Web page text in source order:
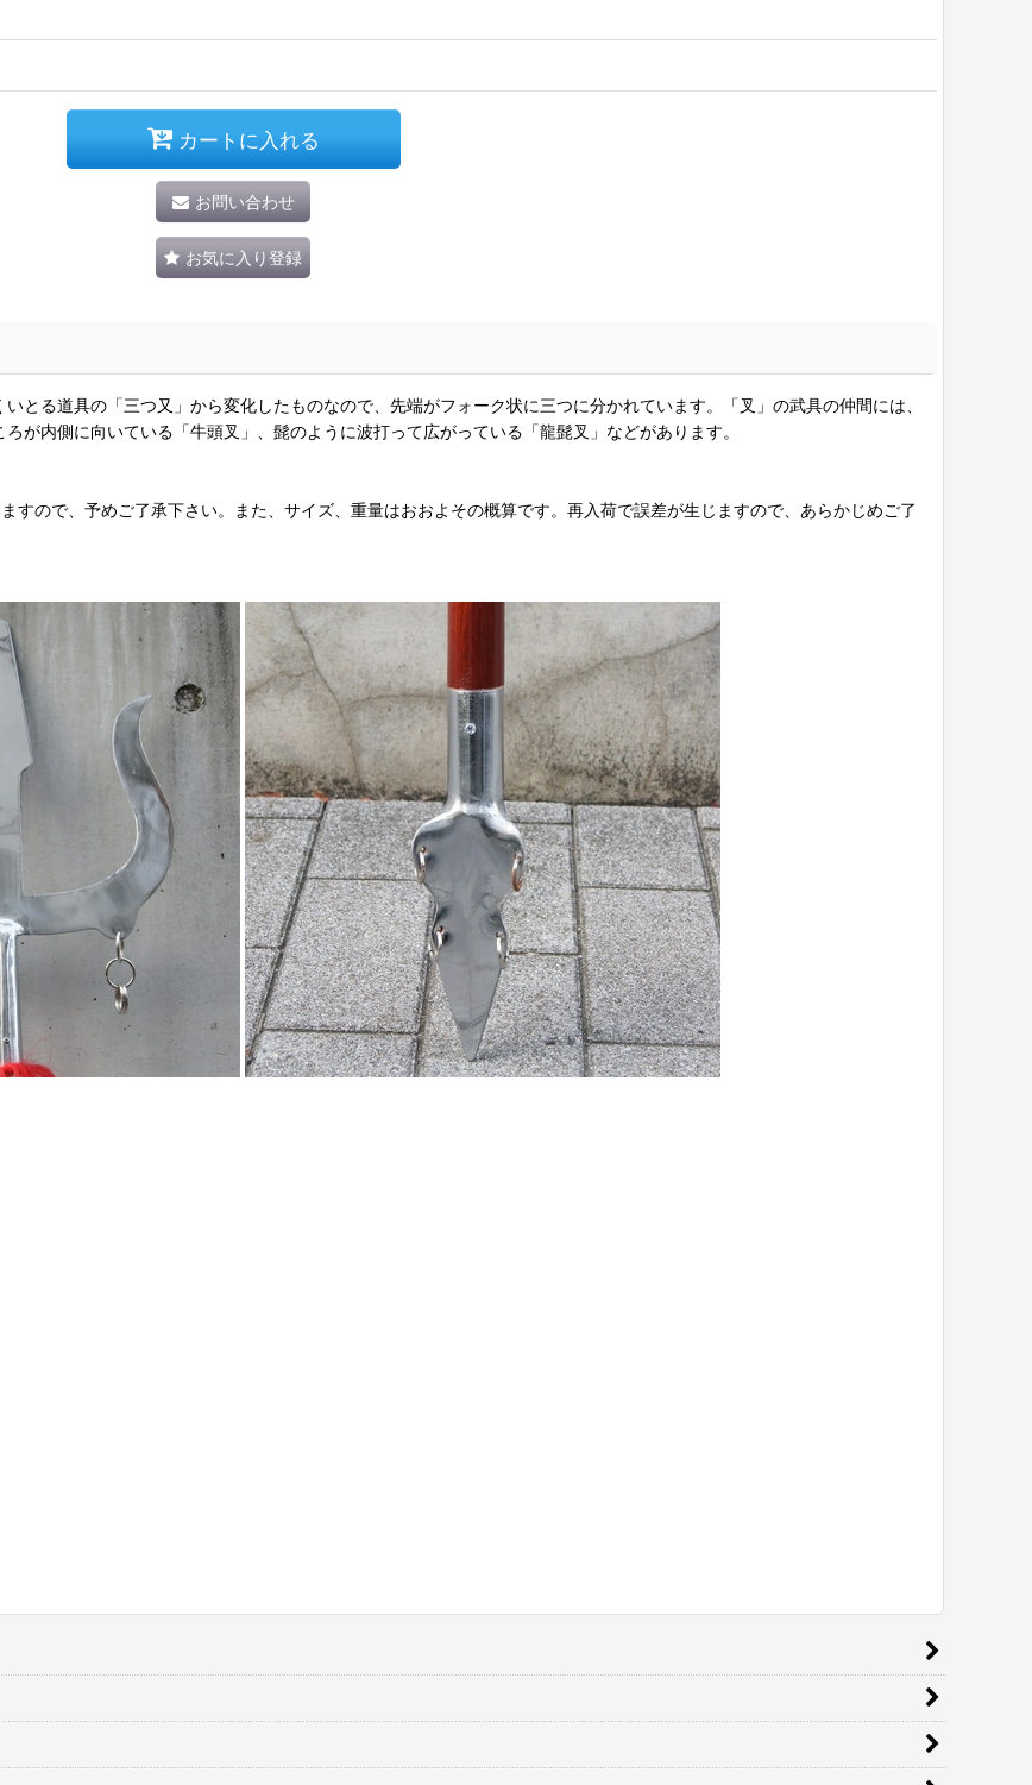
カートに入れる
お問い合わせ
お気に入り登録
とる道具の「三つ又」から変化したものなので、先端がフォーク状に三つに分かれています。「叉」の武具の仲間には、
が内側に向いている「牛頭叉」、髭のように波打って広がっている「龍髭叉」などがあります。
すので、予めご了承下さい。また、サイズ、重量はおおよその概算です。再入荷で誤差が生じますので、あらかじめご了